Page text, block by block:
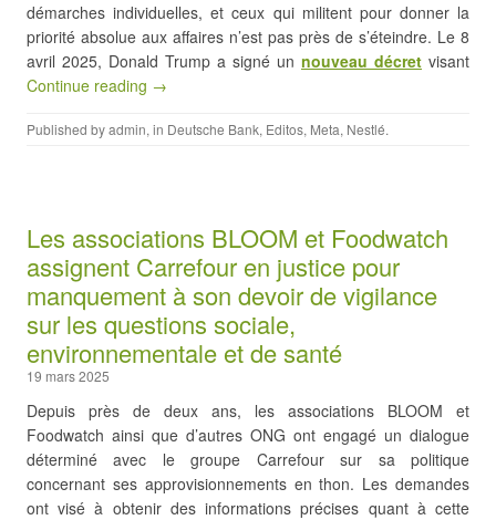
démarches individuelles, et ceux qui militent pour donner la
priorité absolue aux affaires n’est pas près de s’éteindre. Le 8
avril 2025, Donald Trump a signé un nouveau décret visant
Continue reading →
Published byadmin, in Deutsche Bank, Editos, Meta, Nestlé.
Les associations BLOOM et Foodwatch
assignent Carrefour en justice pour
manquement à son devoir de vigilance
sur les questions sociale,
environnementale et de santé
19 mars 2025
Depuis près de deux ans, les associations BLOOM et
Foodwatch ainsi que d’autres ONG ont engagé un dialogue
déterminé avec le groupe Carrefour sur sa politique
concernant ses approvisionnements en thon. Les demandes
ont visé à obtenir des informations précises quant à cette